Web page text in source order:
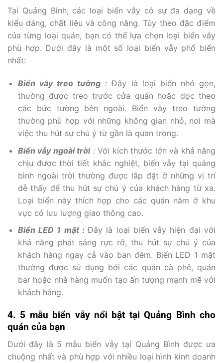
Tại Quảng Bình, các loại biển vẫy có sự đa dạng về
kiểu dáng, chất liệu và công năng. Tùy theo đặc điểm
của từng loại quán, bạn có thể lựa chọn loại biển vẫy
phù hợp. Dưới đây là một số loại biển vẫy phổ biến
nhất:
Biển vẫy treo tường : Đây là loại biển nhỏ gọn,
thường được treo trước cửa quán hoặc dọc theo
các bức tường bên ngoài. Biển vẫy treo tường
thường phù hợp với những không gian nhỏ, nơi mà
việc thu hút sự chú ý từ gần là quan trọng.
Biển vẫy ngoài trời:Với kích thước lớn và khả năng
chịu được thời tiết khắc nghiệt, biển vẫy tại quảng
bình ngoài trời thường được lắp đặt ở những vị trí
dễ thấy để thu hút sự chú ý của khách hàng từ xa.
Loại biển này thích hợp cho các quán nằm ở khu
vực có lưu lượng giao thông cao.
Biển LED 1 mặt : Đây là loại biển vẫy hiện đại với
khả năng phát sáng rực rỡ, thu hút sự chú ý của
khách hàng ngay cả vào ban đêm. Biển LED 1 mặt
thường được sử dụng bởi các quán cà phê, quán
bar hoặc nhà hàng muốn tạo ấn tượng mạnh mẽ với
khách hàng.
4. 5 mẫu biển vẫy nổi bật tại Quảng Bình cho
quán của bạn
Dưới đây là 5 mẫu biển vẫy tại Quảng Bình được ưa
chuộng nhất và phù hợp với nhiều loại hình kinh doanh